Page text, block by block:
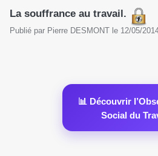
La souffrance au travail.
Publié par Pierre DESMONT le 12/05/
📊 Découvrir
Social du